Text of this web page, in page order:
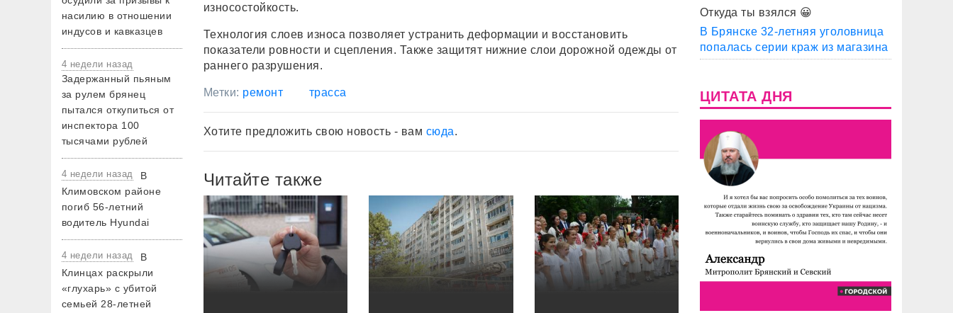
насилию в отношении
индусов и кавказцев
4 недели назад
Задержанный пьяным
за рулем брянец
пытался откупиться от
инспектора 100
тысячами рублей
4 недели назад
В
Климовском районе
погиб 56-летний
водитель Hyundai
4 недели назад
В
Клинцах раскрыли
«глухарь» с убитой
семьей 28-летней
износостойкость.
Технология слоев износа позволяет устранить деформации и восстановить
показатели ровности и сцепления. Также защитят нижние слои дорожной одежды от
раннего разрушения.
Метки: ремонт трасса
Хотите предложить свою новость - вам сюда.
Читайте также
Откуда ты взялся 😀
В Брянске 32-летняя уголовница
попалась серии краж из магазина
ЦИТАТА ДНЯ